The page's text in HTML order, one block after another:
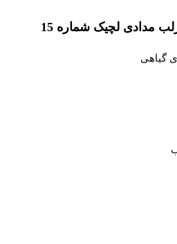
مدادی لچیک شماره 15
گیاهی